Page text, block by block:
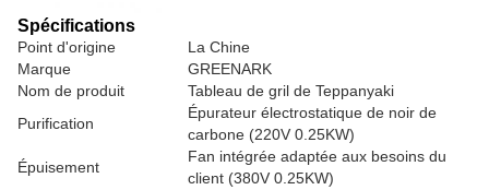
Spécifications
Point d'origine
La Chine
Marque
GREENARK
Nom de produit
Tableau de gril de Teppanyaki
Purification
Épurateur électrostatique de noir de
carbone (220V 0.25KW)
Épuisement
Fan intégrée adaptée aux besoins du
client (380V 0.25KW)